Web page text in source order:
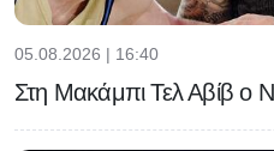
05.08.2026 | 16:40
Στη Μακάμπι Τελ Αβίβ ο